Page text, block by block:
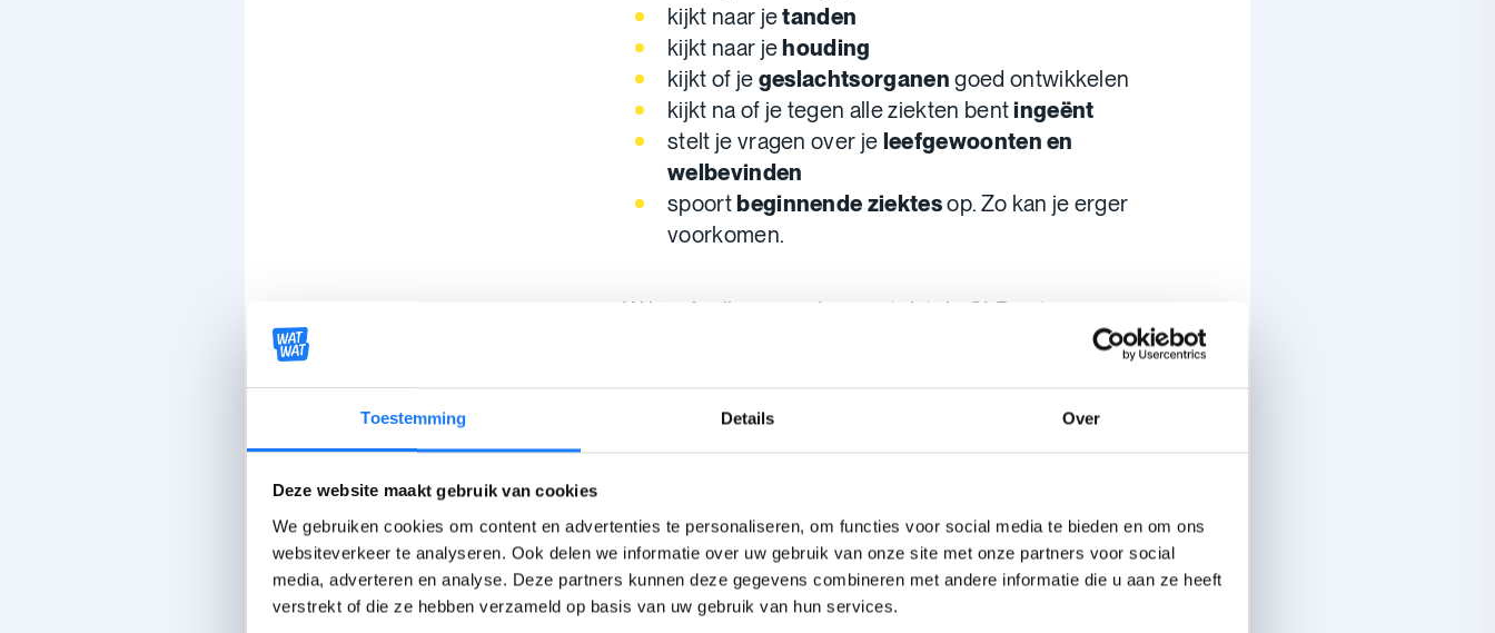
Toestemming Details Over
Deze website maakt gebruik van cookies
We gebruiken cookies om content en advertenties te personaliseren, om functies voor social media te bieden en om ons
websiteverkeer te analyseren. Ook delen we informatie over uw gebruik van onze site met onze partners voor social
media, adverteren en analyse. Deze partners kunnen deze gegevens combineren met andere informatie die u aan ze heeft
verstrekt of die ze hebben verzameld op basis van uw gebruik van hun services.
kijkt naar jetanden
kijkt naar jehouding
kijkt of je geslachtsorganen goed ontwikkelen
kijkt na of je tegen alle ziekten bentingeënt
stelt je vragen over je leefgewoonten en
welbevinden
spoortbeginnende ziektesop. Zo kan je erger
voorkomen.
Wil jij of willen je ouders niet dat de CLB-arts je
het medisch
Meer info over de werking van het
CLB vind je hier.